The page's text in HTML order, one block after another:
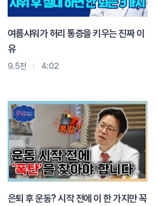
여름샤워가 허리 통증을 키우는 진짜 이
유
9.5천 4:02
은퇴 후 운동? 시작 전에 이 한 가지만 꼭